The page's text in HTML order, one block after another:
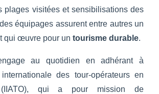
plages visitées et sensibilisations des
équipages assurent entre autres un
qui œuvre pour un tourisme durable.
au quotidien en adhérant à
internationale des tour-opérateurs en
(IIATO), qui a pour mission de